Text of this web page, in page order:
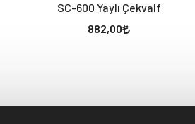
SC-600 Yaylı Çekvalf
882,00